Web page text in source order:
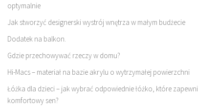
optymalnie
Jak stworzyć designerski wystrój wnętrza w małym budżecie
Dodatek na balkon.
Gdzie przechowywać rzeczy w domu?
Hi-Macs – materiał na bazie akrylu o wytrzymałej powierzchni
Łóżka dla dzieci – jak wybrać odpowiednie łóżko, które zapewni
komfortowy sen?